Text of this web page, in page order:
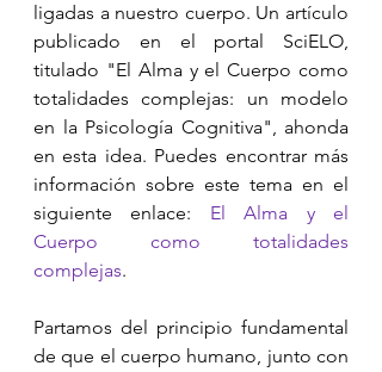
ligadas a nuestro cuerpo. Un artículo
publicado en el portal SciELO,
titulado "El Alma y el Cuerpo como
totalidades complejas: un modelo
en la Psicología Cognitiva", ahonda
en esta idea. Puedes encontrar más
información sobre este tema en el
siguiente enlace: El Alma y el
Cuerpo como totalidades
complejas.
Partamos del principio fundamental
de que el cuerpo humano, junto con